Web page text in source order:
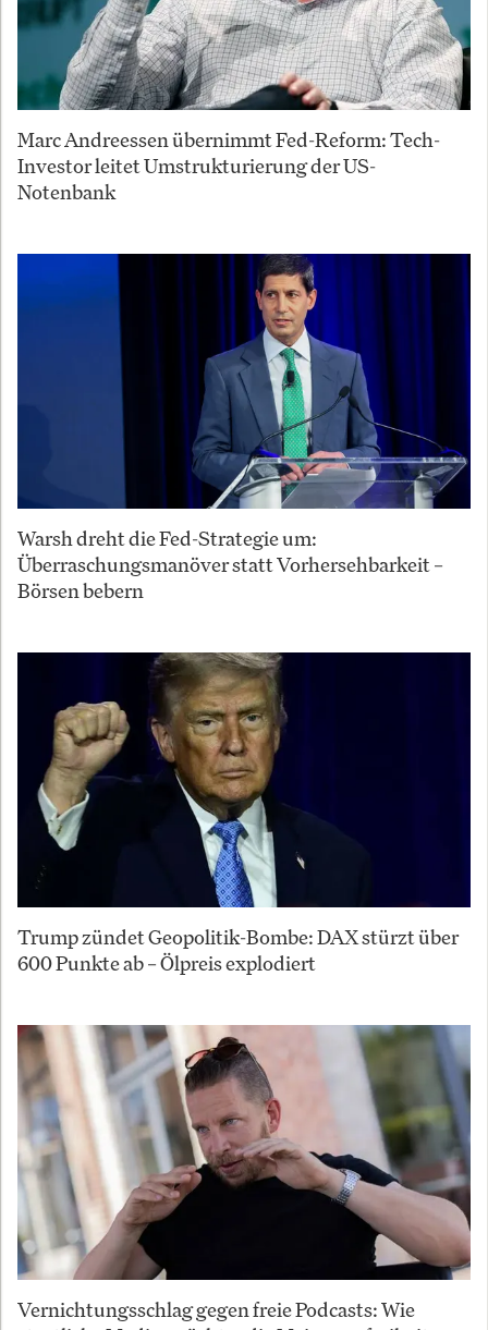
Marc Andreessen übernimmt Fed-Reform: Tech-
Investor leitet Umstrukturierung der US-
Notenbank
Warsh dreht die Fed-Strategie um:
Überraschungsmanöver statt Vorhersehbarkeit –
Börsen bebern
Trump zündet Geopolitik-Bombe: DAX stürzt über
600 Punkte ab – Ölpreis explodiert
Vernichtungsschlag gegen freie Podcasts: Wie